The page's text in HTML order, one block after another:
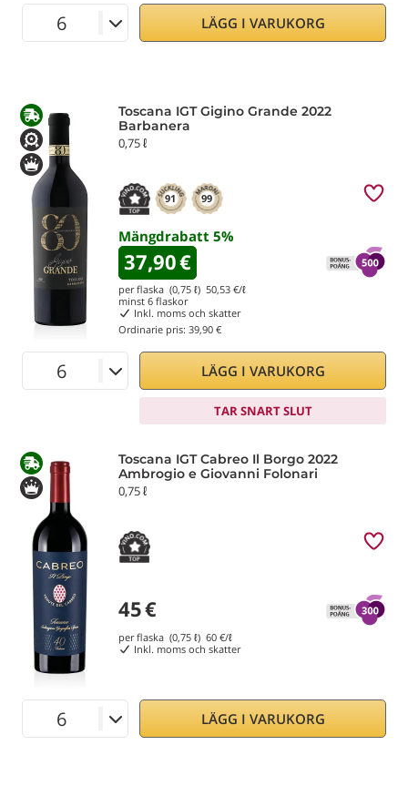
LÄGG I VARUKORG
Toscana IGT Gigino Grande 2022
Barbanera
0,75 ℓ
91 99
Mängdrabatt 5%
37,90€
per flaska (0,75 ℓ) 50,53 €/ℓ
minst 6 flaskor
Inkl. moms och skatter
Ordinarie pris: 39,90 €
LÄGG I VARUKORG
TAR SNART SLUT
Toscana IGT Cabreo Il Borgo 2022
Ambrogio e Giovanni Folonari
0,75 ℓ
45€
per flaska (0,75 ℓ) 60 €/ℓ
Inkl. moms och skatter
LÄGG I VARUKORG